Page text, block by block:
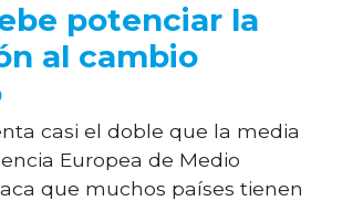
potenciar la
al cambio
casi el doble que la media
Europea de Medio
que muchos países tienen